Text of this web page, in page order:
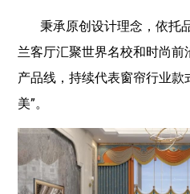
秉承原创设计理念，依托
兰客厅汇聚世界名校和时尚
产品线，持续代表窗帘行业款
美”。